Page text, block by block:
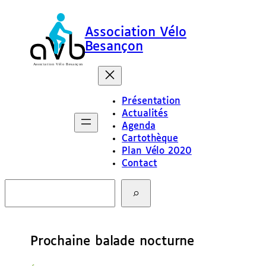
Association Vélo
Besançon
Présentation
Actualités
Agenda
Cartothèque
Plan Vélo 2020
Contact
c
Prochaine balade nocturne